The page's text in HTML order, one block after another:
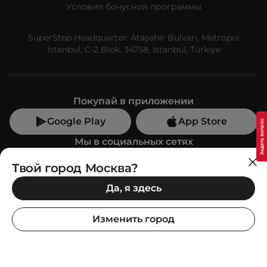
Условия бонусной программы
SuperStep Headquarter: Ataşehir Bulvarı, Metropol
İstanbul, C-2 Blok, 34758, İstanbul, Türkiye
Покупай в приложении
Google Play
App Store
Мы в социальных сетях
Позвони нам
+7 (499) 350-55-33
C 10:00 до 19:00
SuperStep-бот
Твой город Москва?
Да, я здесь
Изменить город